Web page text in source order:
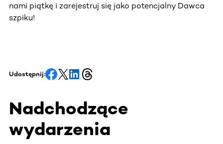
nami piątkę i zarejestruj się jako potencjalny Dawca
szpiku!
Udostępnij:
Nadchodzące
wydarzenia